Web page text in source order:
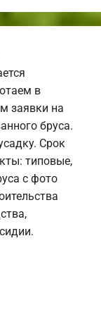
в
заявки на
бруса.
Срок
типовые,
с фото